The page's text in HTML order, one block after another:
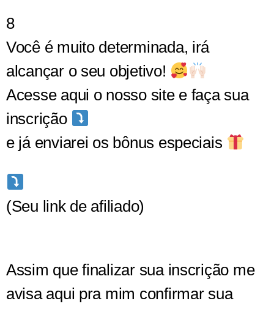
8
Você é muito determinada, irá
alcançar o seu objetivo!
Acesse aqui o nosso site e faça sua
inscrição
e já enviarei os bônus especiais
(Seu link de afiliado)
Assim que finalizar sua inscrição me
avisa aqui pra mim confirmar sua